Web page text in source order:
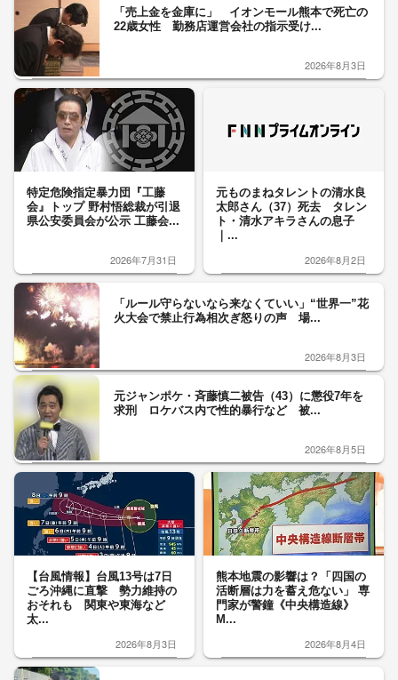
「売上金を金庫に」 イオンモール熊本で死亡の
22歳女性 勤務店運営会社の指示受け...
2026年8月3日
特定危険指定暴力団『工藤
会』トップ 野村悟総裁が引退
県公安委員会が公示 工藤会...
2026年7月31日
元ものまねタレントの清水良
太郎さん（37）死去 タレン
ト・清水アキラさんの息子
｜...
2026年8月2日
「ルール守らないなら来なくていい」“世界一”花
火大会で禁止行為相次ぎ怒りの声 場...
2026年8月3日
元ジャンポケ・斉藤慎二被告（43）に懲役7年を
求刑 ロケバス内で性的暴行など 被...
2026年8月5日
【台風情報】台風13号は7日
ごろ沖縄に直撃 勢力維持の
おそれも 関東や東海など
太...
2026年8月3日
熊本地震の影響は？「四国の
活断層は力を蓄え危ない」 専
門家が警鐘《中央構造線》
M...
2026年8月4日